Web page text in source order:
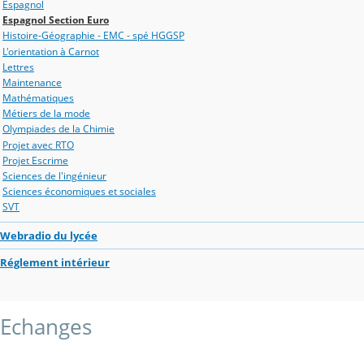
Espagnol
Espagnol Section Euro
Histoire-Géographie - EMC - spé HGGSP
L'orientation à Carnot
Lettres
Maintenance
Mathématiques
Métiers de la mode
Olympiades de la Chimie
Projet avec RTO
Projet Escrime
Sciences de l'ingénieur
Sciences économiques et sociales
SVT
Webradio du lycée
Réglement intérieur
Echanges